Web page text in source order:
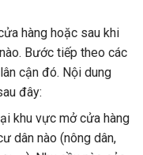
hàng hoặc sau khi
Bước tiếp theo các
cận đó. Nội dung
đây:
khu vực mở cửa hàng
dân nào (nông dân,